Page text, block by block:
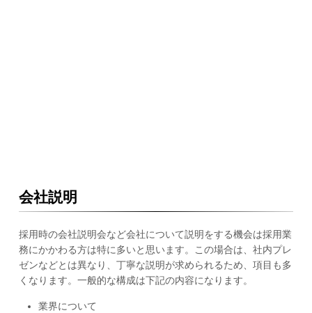
会社説明
採用時の会社説明会など会社について説明をする機会は採用業
務にかかわる方は特に多いと思います。この場合は、社内プレ
ゼンなどとは異なり、丁寧な説明が求められるため、項目も多
くなります。一般的な構成は下記の内容になります。
業界について